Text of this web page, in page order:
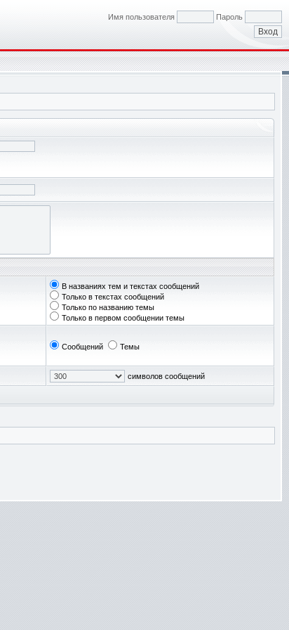
Имя пользователя Пароль
В названиях тем и текстах сообщений
Только в текстах сообщений
Только по названию темы
Только в первом сообщении темы
Сообщений Темы
символов сообщений